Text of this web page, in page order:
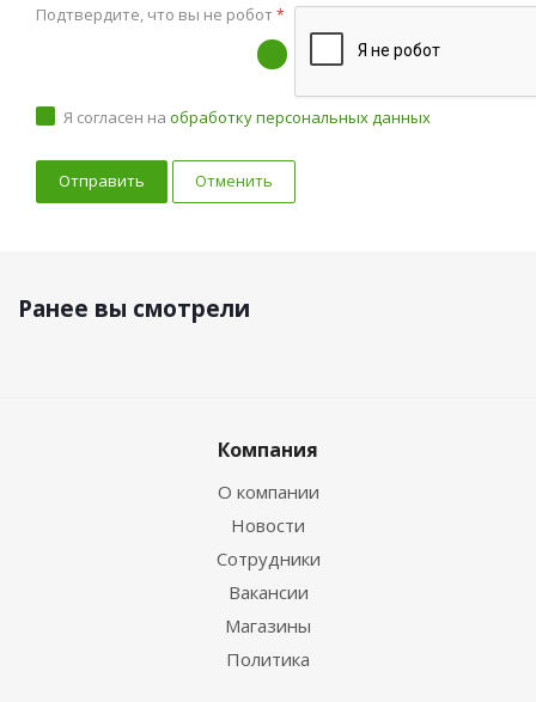
Подтвердите, что вы не робот*
Я согласен на обработку персональных данных
Отменить
Ранее вы смотрели
Компания
О компании
Новости
Сотрудники
Вакансии
Магазины
Политика